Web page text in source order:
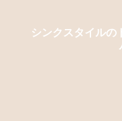
シンクスタイルの